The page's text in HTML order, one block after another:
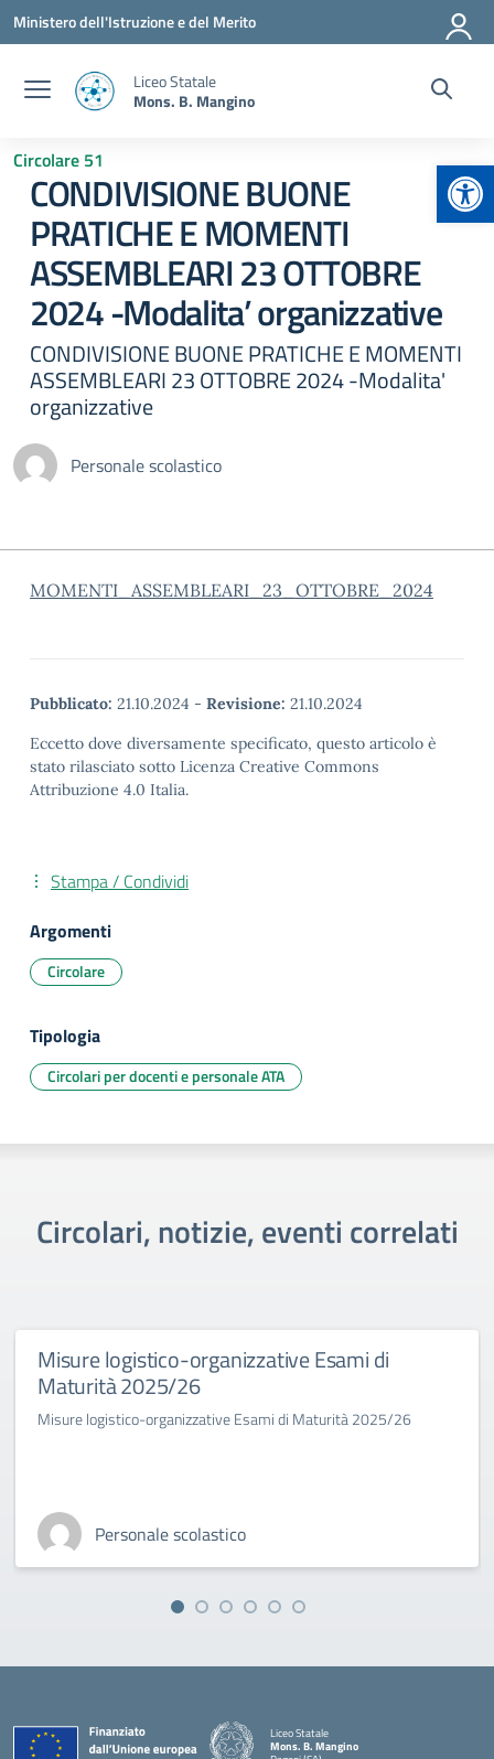
Vai ai contenuti
Vai al menu di navigazione
Vai al footer
Ministero dell'Istruzione e del Merito
Liceo Statale
Mons. B. Mangino
Circolare 51
CONDIVISIONE BUONE
PRATICHE E MOMENTI
ASSEMBLEARI 23 OTTOBRE
2024 -Modalita’ organizzative
CONDIVISIONE BUONE PRATICHE E MOMENTI
ASSEMBLEARI 23 OTTOBRE 2024 -Modalita'
organizzative
Personale scolastico
MOMENTI_ASSEMBLEARI_23_OTTOBRE_2024
Pubblicato: 21.10.2024 - Revisione: 21.10.2024
Eccetto dove diversamente specificato, questo articolo è
stato rilasciato sotto Licenza Creative Commons
Attribuzione 4.0 Italia.
Stampa / Condividi
Argomenti
Circolare
Tipologia
Circolari per docenti e personale ATA
Circolari, notizie, eventi correlati
Misure logistico-organizzative Esami di
Maturità 2025/26
Misure logistico-organizzative Esami di Maturità 2025/26
Personale scolastico
Liceo Statale
Mons. B. Mangino